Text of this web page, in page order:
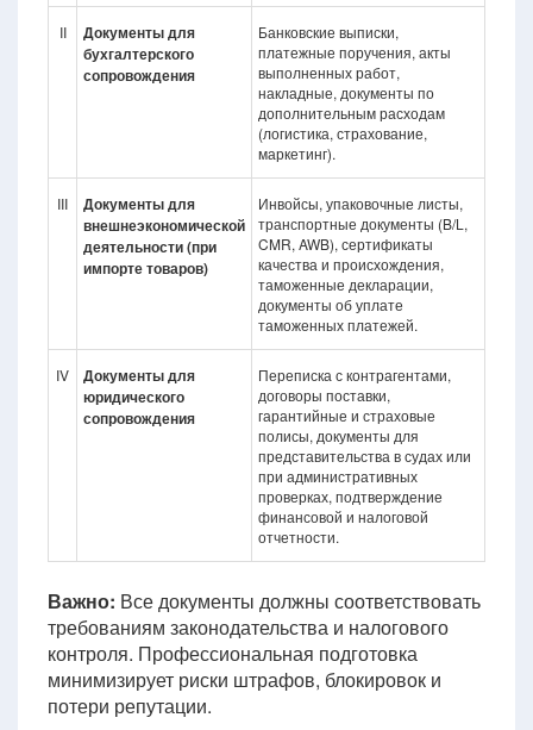
II
Документы для
бухгалтерского
сопровождения
Банковские выписки,
платежные поручения, акты
выполненных работ,
накладные, документы по
дополнительным расходам
(логистика, страхование,
маркетинг).
III
Документы для
внешнеэкономической
деятельности (при
импорте товаров)
Инвойсы, упаковочные листы,
транспортные документы (B/L,
CMR, AWB), сертификаты
качества и происхождения,
таможенные декларации,
документы об уплате
таможенных платежей.
IV
Документы для
юридического
сопровождения
Переписка с контрагентами,
договоры поставки,
гарантийные и страховые
полисы, документы для
представительства в судах или
при административных
проверках, подтверждение
финансовой и налоговой
отчетности.
Важно: Все документы должны соответствовать
требованиям законодательства и налогового
контроля. Профессиональная подготовка
минимизирует риски штрафов, блокировок и
потери репутации.